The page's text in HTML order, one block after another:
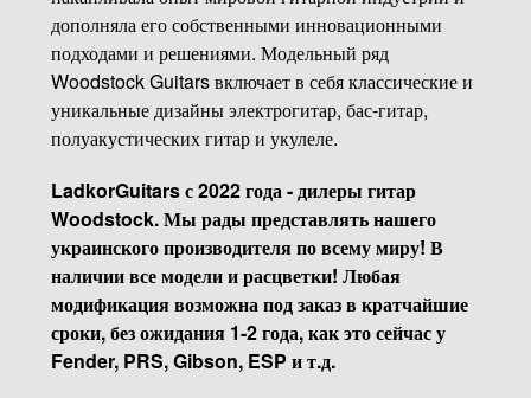
дополняла его собственными инновационными
подходами и решениями. Модельный ряд
Woodstock Guitars включает в себя классические и
уникальные дизайны электрогитар, бас-гитар,
полуакустических гитар и укулеле.
LadkorGuitars с 2022 года - дилеры гитар
Woodstock. Мы рады представлять нашего
украинского производителя по всему миру! В
наличии все модели и расцветки! Любая
модификация возможна под заказ в кратчайшие
сроки, без ожидания 1-2 года, как это сейчас у
Fender, PRS, Gibson, ESP и т.д.